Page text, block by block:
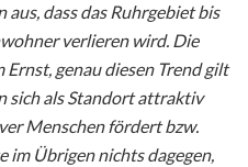
aus, dass das Ruhrgebiet bis
verlieren wird. Die
Ernst, genau diesen Trend gilt
sich als Standort attraktiv
Menschen fördert bzw.
im Übrigen nichts dagegen,